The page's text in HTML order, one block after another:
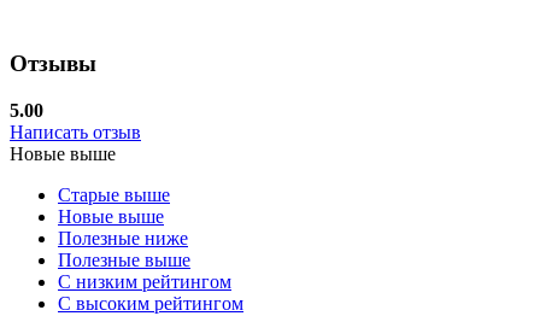
Отзывы
5.00
Написать отзыв
Новые выше
Старые выше
Новые выше
Полезные ниже
Полезные выше
С низким рейтингом
C высоким рейтингом